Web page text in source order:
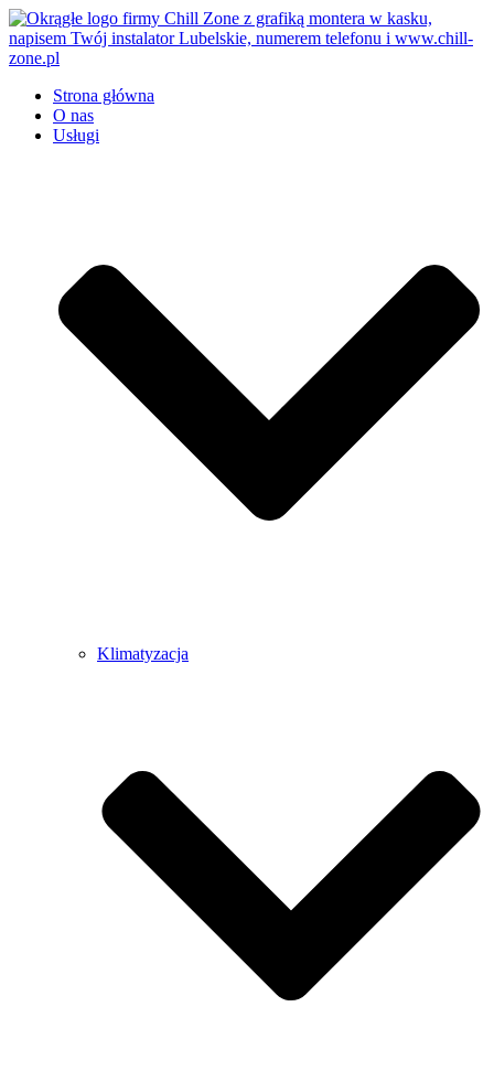
Przejdź
do
treści
Strona główna
O nas
Usługi
Klimatyzacja